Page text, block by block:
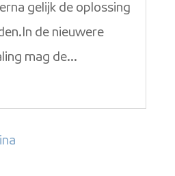
gelijk de oplossing
de nieuwere
mag de...